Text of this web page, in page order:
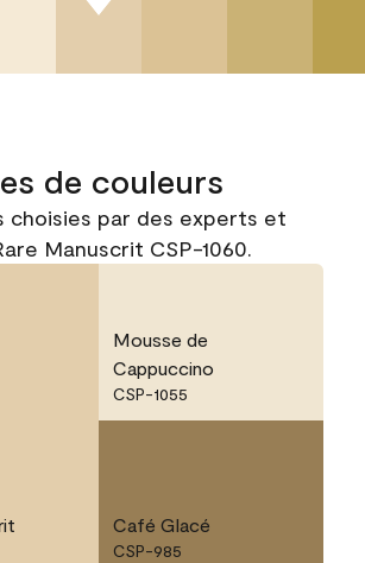
de couleurs
choisies par des experts et
Manuscrit CSP-1060.
Mousse de
Cappuccino
CSP-1055
Café Glacé
CSP-985